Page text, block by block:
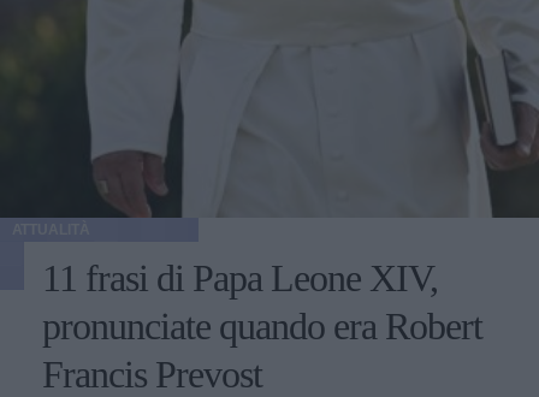
11 frasi di Papa Leone XIV,
pronunciate quando era Robert
Francis Prevost